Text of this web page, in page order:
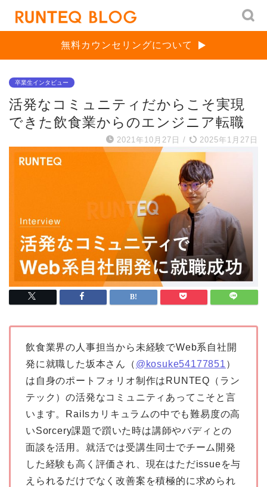
無料カウンセリングについて
卒業生インタビュー
活発なコミュニティだからこそ実現
できた飲食業からのエンジニア転職
2021年10月27日 / 2025年1月27日
飲食業界の人事担当から未経験でWeb系自社開
発に就職した坂本さん（ @kosuke54177851 ）
は自身のポートフォリオ制作はRUNTEQ（ラン
テック）の活発なコミュニティあってこそと言
います。Railsカリキュラムの中でも難易度の高
いSorcery課題で躓いた時は講師やバディとの
面談を活用。就活では受講生同士でチーム開発
した経験も高く評価され、現在はただissueを与
えられるだけでなく改善案を積極的に求められ